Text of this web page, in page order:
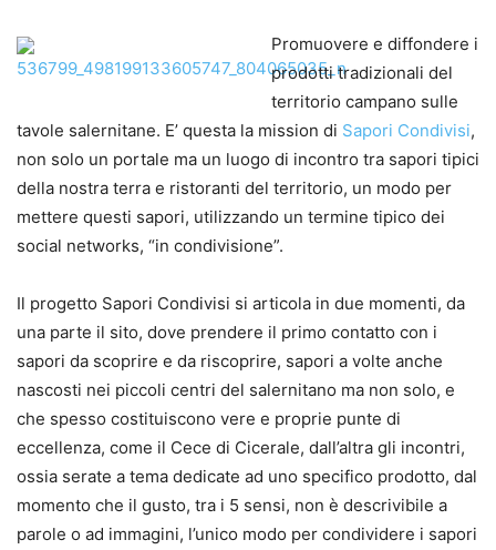
Promuovere e diffondere i
prodotti tradizionali del
territorio campano sulle
tavole salernitane. E’ questa la mission di Sapori Condivisi,
non solo un portale ma un luogo di incontro tra sapori tipici
della nostra terra e ristoranti del territorio, un modo per
mettere questi sapori, utilizzando un termine tipico dei
social networks, “in condivisione”.
Il progetto Sapori Condivisi si articola in due momenti, da
una parte il sito, dove prendere il primo contatto con i
sapori da scoprire e da riscoprire, sapori a volte anche
nascosti nei piccoli centri del salernitano ma non solo, e
che spesso costituiscono vere e proprie punte di
eccellenza, come il Cece di Cicerale, dall’altra gli incontri,
ossia serate a tema dedicate ad uno specifico prodotto, dal
momento che il gusto, tra i 5 sensi, non è descrivibile a
parole o ad immagini, l’unico modo per condividere i sapori